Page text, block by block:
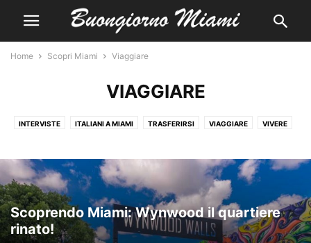
Home Scopri Miami Viaggiare
VIAGGIARE
INTERVISTE ITALIANI A MIAMI TRASFERIRSI VIAGGIARE VIVERE
Scoprendo Miami: Wynwood il quartiere
rinato!